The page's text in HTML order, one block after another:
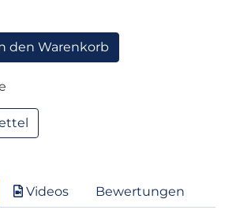
den Warenkorb
Videos Bewertungen